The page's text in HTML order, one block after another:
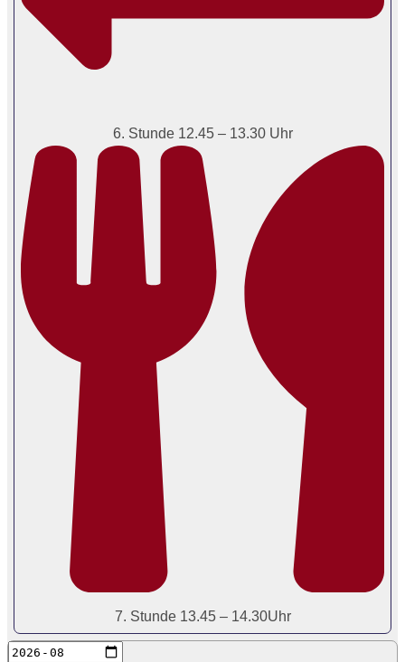
6. Stunde 12.45 – 13.30 Uhr
7. Stunde 13.45 – 14.30Uhr